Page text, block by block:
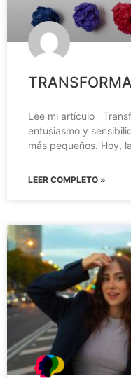
Lee mi artículo
entusiasmo y
más pequeños. Hoy,
LEER COMPLETO »